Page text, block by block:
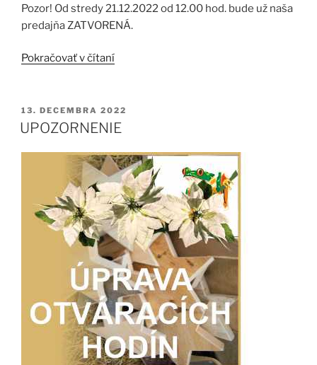
Pozor! Od stredy 21.12.2022 od 12.00 hod. bude už naša
predajňa ZATVORENÁ.
Pokračovať v čítaní„SVIATOČNÉ
PUBLIKOVANÉ
13. DECEMBRA 2022
UPOZORNENIE